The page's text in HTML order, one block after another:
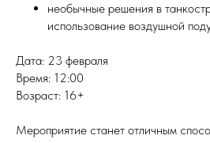
необычные решения в
использование воздушной
Дата: 23 февраля
Время: 12:00
Возраст: 16+
Мероприятие станет отличным